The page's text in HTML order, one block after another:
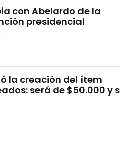
con Abelardo de la
presidencial
la creación del ítem
será de $50.000 y